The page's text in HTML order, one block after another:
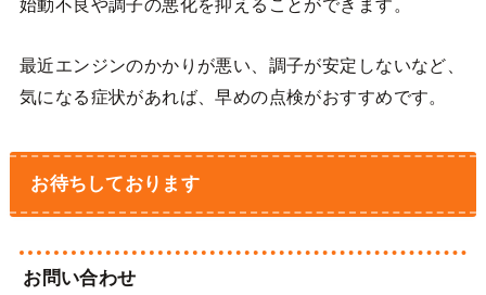
始動不良や調子の悪化を抑えることができます。
最近エンジンのかかりが悪い、調子が安定しないなど、
気になる症状があれば、早めの点検がおすすめです。
お待ちしております
お問い合わせ